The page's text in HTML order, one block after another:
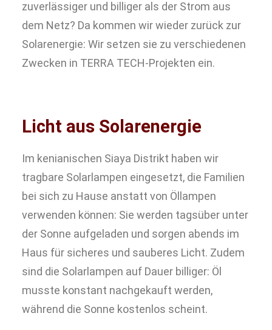
zuverlässiger und billiger als der Strom aus
dem Netz? Da kommen wir wieder zurück zur
Solarenergie: Wir setzen sie zu verschiedenen
Zwecken in TERRA TECH-Projekten ein.
Licht aus Solarenergie
Im kenianischen Siaya Distrikt haben wir
tragbare Solarlampen eingesetzt, die Familien
bei sich zu Hause anstatt von Öllampen
verwenden können: Sie werden tagsüber unter
der Sonne aufgeladen und sorgen abends im
Haus für sicheres und sauberes Licht. Zudem
sind die Solarlampen auf Dauer billiger: Öl
musste konstant nachgekauft werden,
während die Sonne kostenlos scheint.